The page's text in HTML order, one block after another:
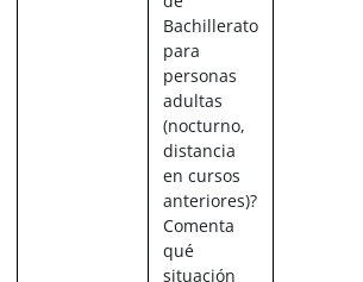
Bachillerato
para
personas
adultas
(nocturno,
distancia
en cursos
anteriores)?
Comenta
qué
situación